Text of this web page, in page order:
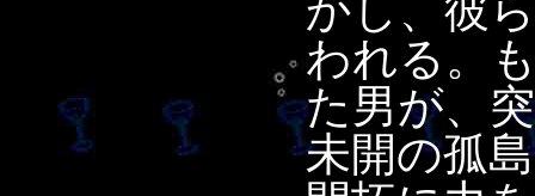
かし、彼
われる。
た男が、
未開の孤